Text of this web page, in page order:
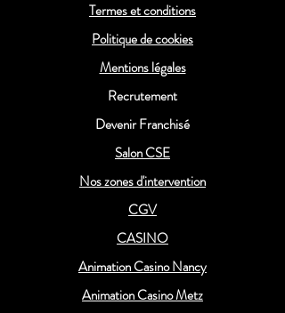
Termes et conditions
Politique de cookies
Mentions légales
Recrutement
Devenir Franchisé
Salon CSE
Nos zones d'intervention
CGV
CASINO
Animation Casino Nancy
Animation Casino Metz